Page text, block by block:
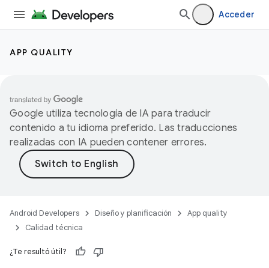
Acceder
APP QUALITY
Google utiliza tecnología de IA para traducir
contenido a tu idioma preferido. Las traducciones
realizadas con IA pueden contener errores.
Android Developers Diseño y planificación
App quality
Calidad técnica
¿Te resultó útil?